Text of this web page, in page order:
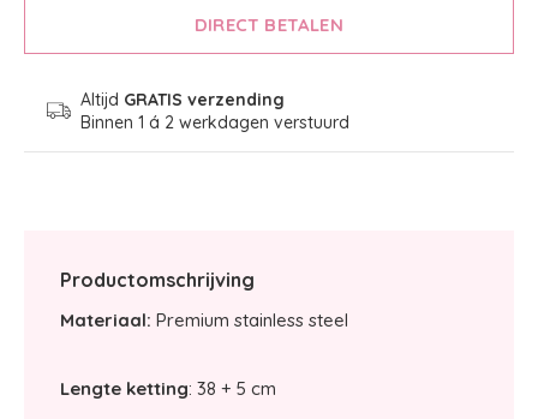
DIRECT BETALEN
Altijd GRATIS verzending
Binnen 1 á 2 werkdagen verstuurd
Productomschrijving
Materiaal: Premium stainless steel
Lengte ketting: 38 + 5 cm